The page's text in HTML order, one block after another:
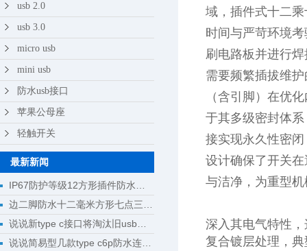
usb 2.0
usb 3.0
micro usb
mini usb
防水usb接口
苹果公母座
轻触开关
最新新闻
IP67防护等级12方形插件防水轻触开关10.0高设计选型指南
边二脚防水十二毫米方形七点三毫米高紧凑型轻触开关设计选型
说说新type c接口将淘汰旧usb接口成为回忆
说说简易型几款type c6p防水连接器母座规格尺寸
域，插件式十二
时间与严苛环境
刷电路板并进行
需要频繁插拔维
（含引脚）在优
于其多级密封体
接实现永久性密
设计确保了开关
与洁净，为重型
深入其电气特性
复合镀层处理，